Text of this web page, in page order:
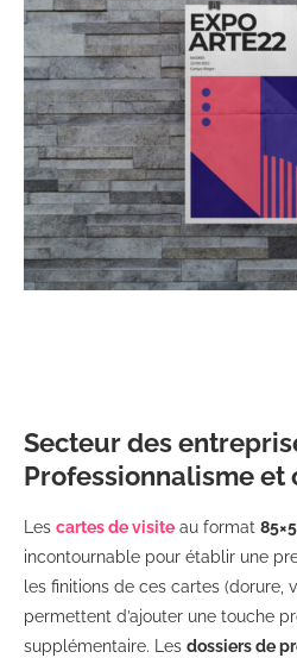
Secteur des
Professionnalisme et
Les cartes de visite au format
incontournable pour établir une
les finitions de ces cartes (dorure,
permettent d’ajouter une touche
supplémentaire. Les dossiers de